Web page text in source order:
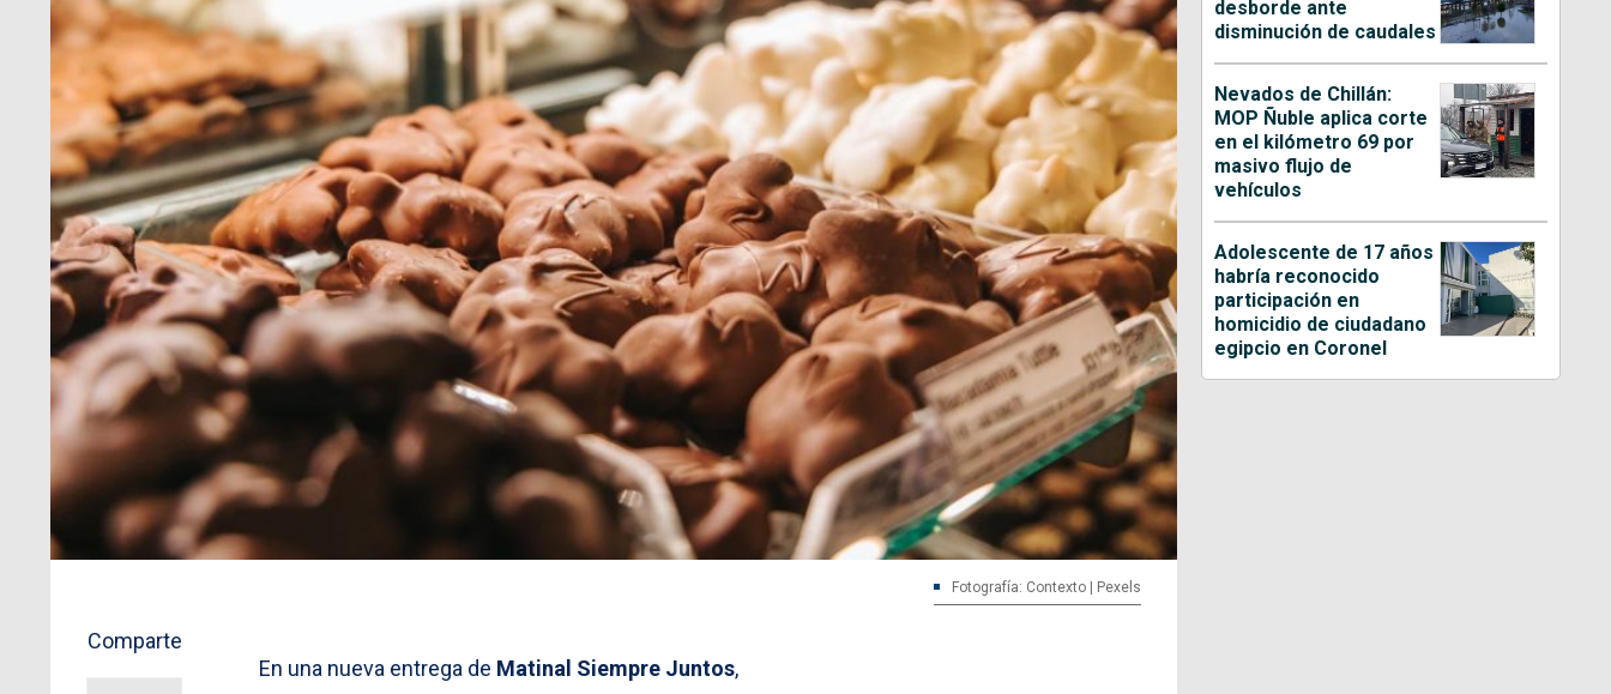
Fotografía: Contexto | Pexels
Comparte
En una nueva entrega de Matinal Siempre Juntos,
desborde ante
disminución de caudales
Nevados de Chillán:
MOP Ñuble aplica corte
en el kilómetro 69 por
masivo flujo de
vehículos
Adolescente de 17 años
habría reconocido
participación en
homicidio de ciudadano
egipcio en Coronel